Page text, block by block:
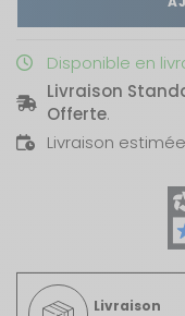
Disponible en
Livraison
Offerte.
Livraison
Livraison